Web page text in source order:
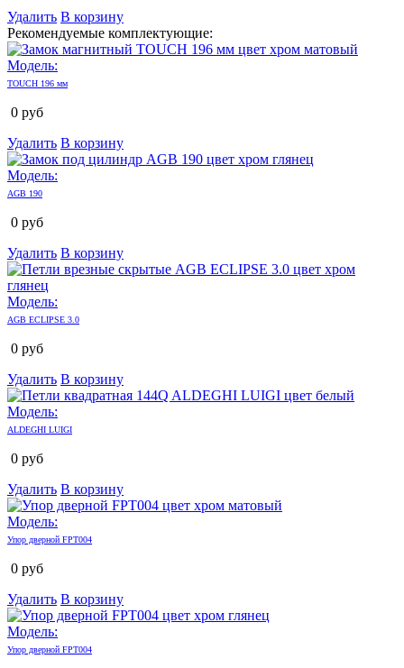
Удалить В корзину
Рекомендуемые комплектующие:
Модель:
TOUCH 196 мм
0 руб
Удалить В корзину
Модель:
AGB 190
0 руб
Удалить В корзину
Модель:
AGB ECLIPSE 3.0
0 руб
Удалить В корзину
Модель:
ALDEGHI LUIGI
0 руб
Удалить В корзину
Модель:
Упор дверной FPT004
0 руб
Удалить В корзину
Модель:
Упор дверной FPT004